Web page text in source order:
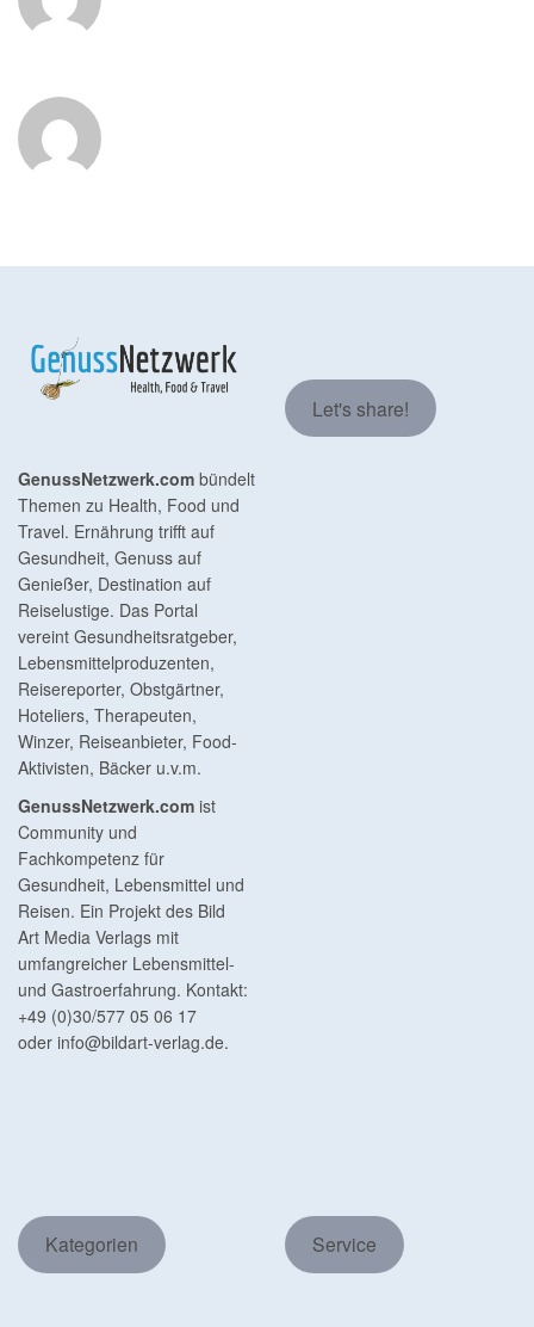
GenussNetzwerk.com bündelt
Themen zu Health, Food und
Travel. Ernährung trifft auf
Gesundheit, Genuss auf
Genießer, Destination auf
Reiselustige. Das Portal
vereint Gesundheitsratgeber,
Lebensmittelproduzenten,
Reisereporter, Obstgärtner,
Hoteliers, Therapeuten,
Winzer, Reiseanbieter, Food-
Aktivisten, Bäcker u.v.m.
GenussNetzwerk.com ist
Community und
Fachkompetenz für
Gesundheit, Lebensmittel und
Reisen. Ein Projekt des Bild
Art Media Verlags mit
umfangreicher Lebensmittel-
und Gastroerfahrung. Kontakt:
+49 (0)30/577 05 06 17
oder info@bildart-verlag.de.
Let's share!
Kategorien Service